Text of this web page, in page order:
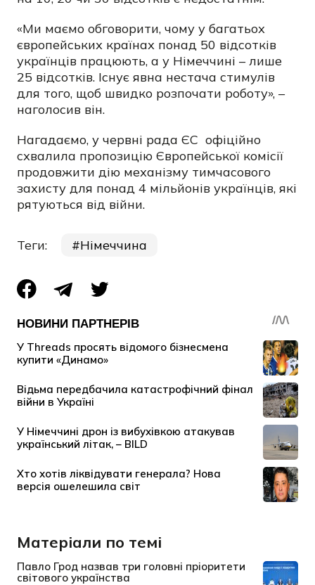
«Ми маємо обговорити, чому у багатьох
європейських країнах понад 50 відсотків
українців працюють, а у Німеччині – лише
25 відсотків. Існує явна нестача стимулів
для того, щоб швидко розпочати роботу», –
наголосив він.
Нагадаємо, у червні рада ЄС офіційно
схвалила пропозицію Європейської комісії
продовжити дію механізму тимчасового
захисту для понад 4 мільйонів українців, які
рятуються від війни.
Теги: Німеччина
Матеріали по темі
Павло Грод назвав три головні пріоритети
світового українства